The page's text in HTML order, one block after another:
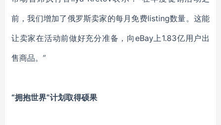
前，我们增加了俄罗斯卖家的每月免费listing数量。这能
让卖家在活动前做好充分准备，向eBay上1.83亿用户出
售商品。”
“拥抱世界”计划取得硕果